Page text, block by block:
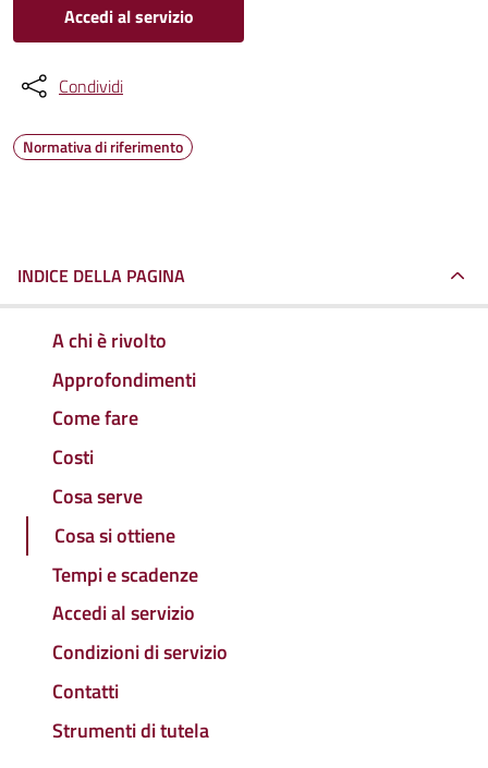
Accedi al servizio
Condividi
Normativa di riferimento
INDICE DELLA PAGINA
A chi è rivolto
Approfondimenti
Come fare
Costi
Cosa serve
Cosa si ottiene
Tempi e scadenze
Accedi al servizio
Condizioni di servizio
Contatti
Strumenti di tutela